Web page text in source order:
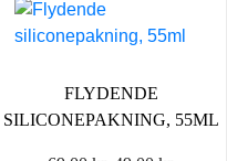
FLYDENDE
SILICONEPAKNING, 55ML